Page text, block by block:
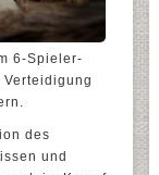
6-Spieler-
des
und